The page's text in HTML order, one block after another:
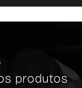
produtos